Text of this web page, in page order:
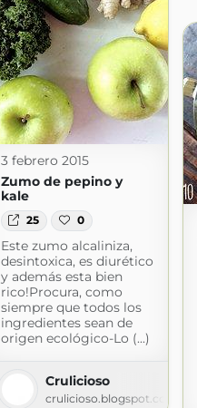
3 febrero 2015
Zumo de pepino y
kale
25 0
Este zumo alcaliniza,
desintoxica, es diurético
y además esta bien
rico!Procura, como
siempre que todos los
ingredientes sean de
origen ecológico-Lo (...)
Crulicioso
crulicioso.blogspot.com